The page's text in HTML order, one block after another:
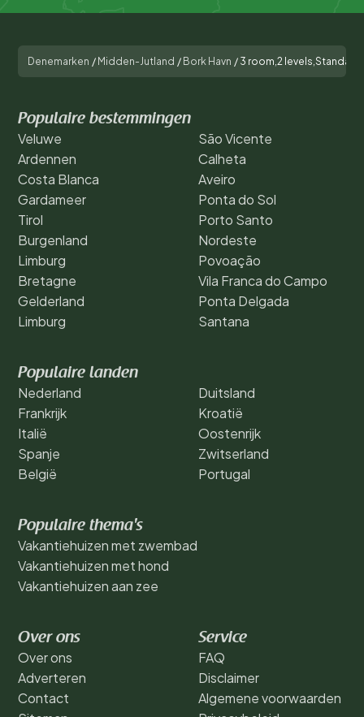
Denemarken / Midden-Jutland / Bork Havn / 3 room,2 levels,Standard
Populaire bestemmingen
Veluwe
Ardennen
Costa Blanca
Gardameer
Tirol
Burgenland
Limburg
Bretagne
Gelderland
Limburg
São Vicente
Calheta
Aveiro
Ponta do Sol
Porto Santo
Nordeste
Povoação
Vila Franca do Campo
Ponta Delgada
Santana
Populaire landen
Nederland
Frankrijk
Italië
Spanje
België
Duitsland
Kroatië
Oostenrijk
Zwitserland
Portugal
Populaire thema's
Vakantiehuizen met zwembad
Vakantiehuizen met hond
Vakantiehuizen aan zee
Over ons
Over ons
Adverteren
Contact
Service
FAQ
Disclaimer
Algemene voorwaarden